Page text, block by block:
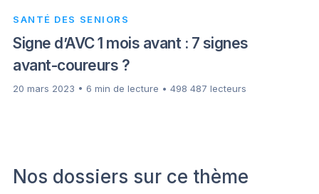
SANTÉ DES SENIORS
Signe d’AVC 1 mois avant : 7 signes
avant-coureurs ?
20 mars 2023 • 6 min de lecture • 498 487 lecteurs
Nos dossiers sur ce thème